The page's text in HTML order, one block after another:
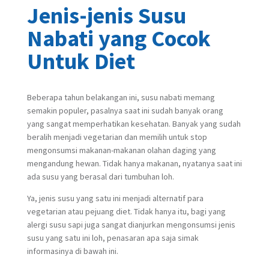
Jenis-jenis Susu
Nabati yang Cocok
Untuk Diet
Beberapa tahun belakangan ini, susu nabati memang
semakin populer, pasalnya saat ini sudah banyak orang
yang sangat memperhatikan kesehatan. Banyak yang sudah
beralih menjadi vegetarian dan memilih untuk stop
mengonsumsi makanan-makanan olahan daging yang
mengandung hewan. Tidak hanya makanan, nyatanya saat ini
ada susu yang berasal dari tumbuhan loh.
Ya, jenis susu yang satu ini menjadi alternatif para
vegetarian atau pejuang diet. Tidak hanya itu, bagi yang
alergi susu sapi juga sangat dianjurkan mengonsumsi jenis
susu yang satu ini loh, penasaran apa saja simak
informasinya di bawah ini.